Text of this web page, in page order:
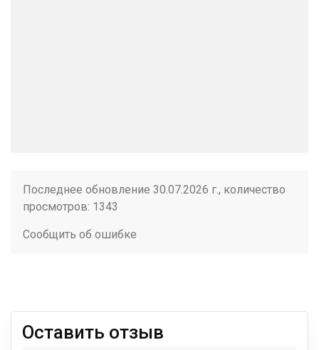
Последнее обновление 30.07.2026 г., количество
просмотров: 1343
Сообщить об ошибке
Оставить отзыв